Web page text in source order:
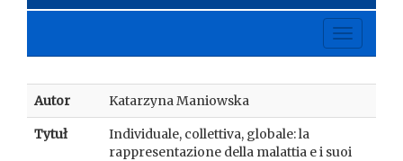
Toggle
Autor Katarzyna Maniowska
Tytuł
Individuale, collettiva, globale: la
rappresentazione della malattia e i suoi